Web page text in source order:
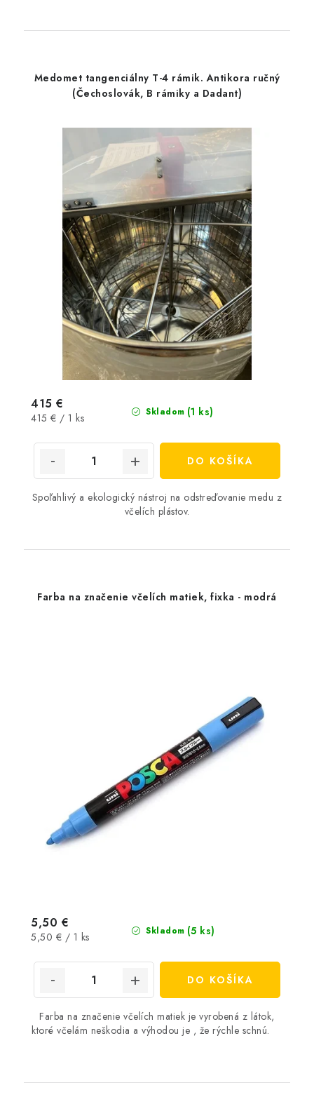
Medomet tangenciálny T-4 rámik. Antikora ručný
(Čechoslovák, B rámiky a Dadant)
Skladom (1 ks)
415 €
Jednotková
415 € / 1 ks
DO KOŠÍKA
Spoľahlivý a ekologický nástroj na odstreďovanie medu z
včelích plástov.
Farba na značenie včelích matiek, fixka - modrá
Skladom (5 ks)
5,50 €
Jednotková
5,50 € / 1 ks
DO KOŠÍKA
Farba na značenie včelích matiek je vyrobená z látok,
ktoré včelám neškodia a výhodou je , že rýchle schnú.